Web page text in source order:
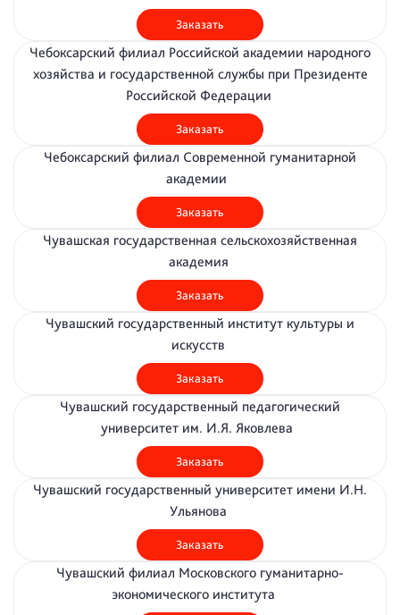
Заказать
Чебоксарский филиал Российской академии народного
хозяйства и государственной службы при Президенте
Российской Федерации
Заказать
Чебоксарский филиал Современной гуманитарной
академии
Заказать
Чувашская государственная сельскохозяйственная
академия
Заказать
Чувашский государственный институт культуры и
искусств
Заказать
Чувашский государственный педагогический
университет им. И.Я. Яковлева
Заказать
Чувашский государственный университет имени И.Н.
Ульянова
Заказать
Чувашский филиал Московского гуманитарно-
экономического института